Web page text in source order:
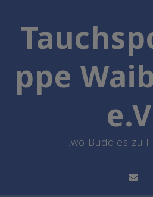
content
ppe
..wo Buddies zu